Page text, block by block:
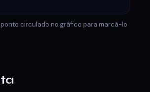
ponto circulado no gráfico para marcá-lo